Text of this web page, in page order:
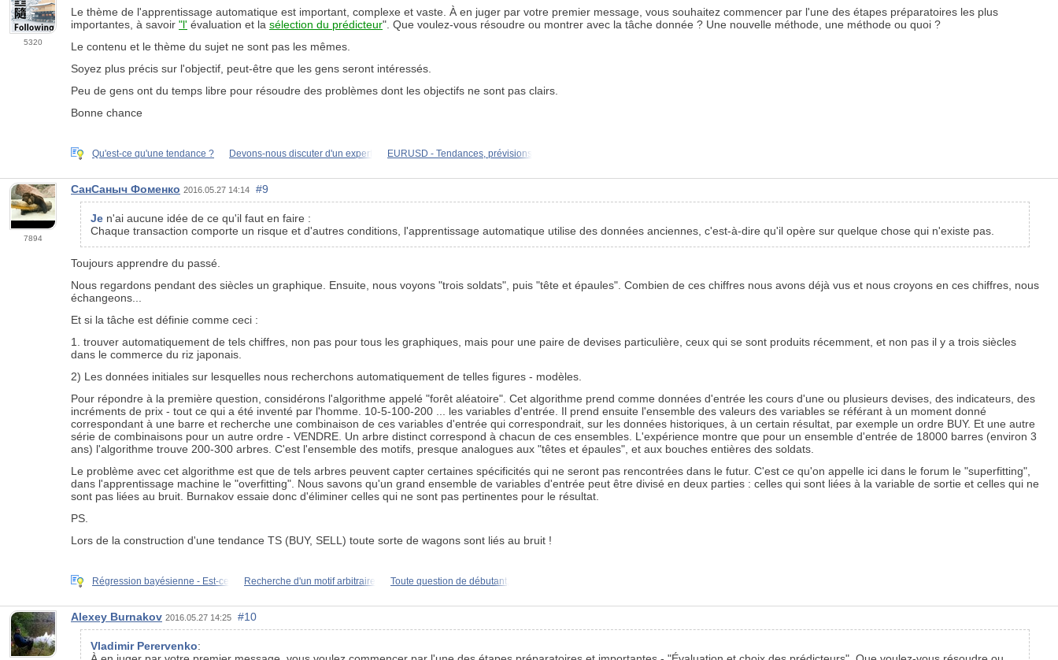
5320
Le thème de l'apprentissage automatique est important, complexe et vaste. À en juger par votre premier message, vous souhaitez commencer par l'une des étapes préparatoires les plus
importantes, à savoir "l' évaluation et la sélection du prédicteur". Que voulez-vous résoudre ou montrer avec la tâche donnée ? Une nouvelle méthode, une méthode ou quoi ?
Le contenu et le thème du sujet ne sont pas les mêmes.
Soyez plus précis sur l'objectif, peut-être que les gens seront intéressés.
Peu de gens ont du temps libre pour résoudre des problèmes dont les objectifs ne sont pas clairs.
Bonne chance
Qu'est-ce qu'une tendance ? Devons-nous discuter d'un expert EURUSD - Tendances, prévisions
7894
СанСаныч Фоменко 2016.05.27 14:14 #9
Je n'ai aucune idée de ce qu'il faut en faire :
Chaque transaction comporte un risque et d'autres conditions, l'apprentissage automatique utilise des données anciennes, c'est-à-dire qu'il opère sur quelque chose qui n'existe pas.
Toujours apprendre du passé.
Nous regardons pendant des siècles un graphique. Ensuite, nous voyons "trois soldats", puis "tête et épaules". Combien de ces chiffres nous avons déjà vus et nous croyons en ces chiffres, nous
échangeons...
Et si la tâche est définie comme ceci :
1. trouver automatiquement de tels chiffres, non pas pour tous les graphiques, mais pour une paire de devises particulière, ceux qui se sont produits récemment, et non pas il y a trois siècles
dans le commerce du riz japonais.
2) Les données initiales sur lesquelles nous recherchons automatiquement de telles figures - modèles.
Pour répondre à la première question, considérons l'algorithme appelé "forêt aléatoire". Cet algorithme prend comme données d'entrée les cours d'une ou plusieurs devises, des indicateurs, des
incréments de prix - tout ce qui a été inventé par l'homme. 10-5-100-200 ... les variables d'entrée. Il prend ensuite l'ensemble des valeurs des variables se référant à un moment donné
correspondant à une barre et recherche une combinaison de ces variables d'entrée qui correspondrait, sur les données historiques, à un certain résultat, par exemple un ordre BUY. Et une autre
série de combinaisons pour un autre ordre - VENDRE. Un arbre distinct correspond à chacun de ces ensembles. L'expérience montre que pour un ensemble d'entrée de 18000 barres (environ 3
ans) l'algorithme trouve 200-300 arbres. C'est l'ensemble des motifs, presque analogues aux "têtes et épaules", et aux bouches entières des soldats.
Le problème avec cet algorithme est que de tels arbres peuvent capter certaines spécificités qui ne seront pas rencontrées dans le futur. C'est ce qu'on appelle ici dans le forum le "superfitting",
dans l'apprentissage machine le "overfitting". Nous savons qu'un grand ensemble de variables d'entrée peut être divisé en deux parties : celles qui sont liées à la variable de sortie et celles qui ne
sont pas liées au bruit. Burnakov essaie donc d'éliminer celles qui ne sont pas pertinentes pour le résultat.
PS.
Lors de la construction d'une tendance TS (BUY, SELL) toute sorte de wagons sont liés au bruit !
Régression bayésienne - Est-ce Recherche d'un motif arbitraire Toute question de débutant,
Alexey Burnakov 2016.05.27 14:25 #10
Vladimir Perervenko: